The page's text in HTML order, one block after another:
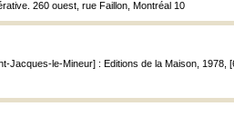
260 ouest, rue Faillon, Montréal 10
Jacques-le-Mineur] : Editions de la Maison, 1978,